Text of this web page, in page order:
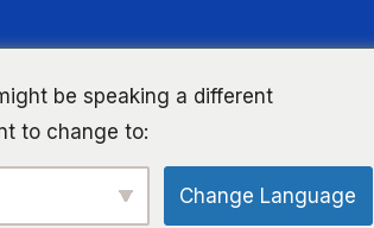
be speaking a different
to change to:
Change Language